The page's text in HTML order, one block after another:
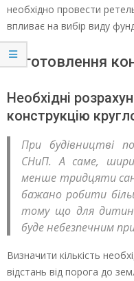
необхідно провести
впливає на вибір виду
Виготовлення
Необхідні
конструкцію
При будівництві
СНиП. А саме,
менше тридцяти
бажано робити
тому що для
буде небезпечним
Визначити кількість
відстань від порога до